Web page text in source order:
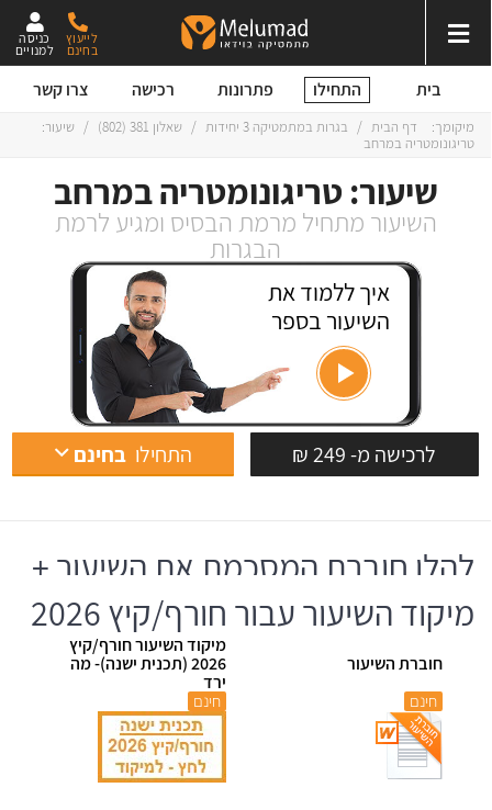
כניסה
למנויים
לייעוץ
בחינם
בית התחילו פתרונות רכישה צרו קשר
שיעור: טריגונומטריה במרחב
השיעור מתחיל מרמת הבסיס ומגיע לרמת
הבגרות
לרכישה מ- 249 ₪ התחילובחינם
איך ללמוד את
השיעור בספר
מיקומך: דף הבית / בגרות במתמטיקה 3 יחידות / שאלון 381 (802) / שיעור:
טריגונומטריה במרחב
להלן חוברת המסכמת את השיעור +
מיקוד השיעור עבור חורף/קיץ 2026
חוברת השיעור
חינם
מיקוד השיעור חורף/קיץ
2026 (תכנית ישנה)- מה
ירד
חינם